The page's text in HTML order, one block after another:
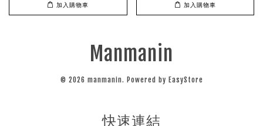
加入購物車 加入購物車
Manmanin
© 2026 manmanin. Powered by EasyStore
快速連結